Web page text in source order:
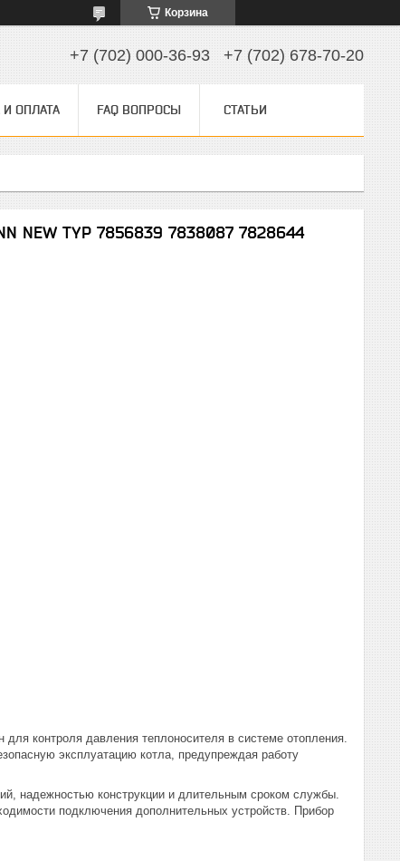
Корзина
+7 (702) 000-36-93 +7 (702) 678-70-20
И ОПЛАТА FAQ ВОПРОСЫ СТАТЬИ
NEW TYP 7856839 7838087 7828644
контроля давления теплоносителя в системе отопления.
эксплуатацию котла, предупреждая работу
надежностью конструкции и длительным сроком службы.
подключения дополнительных устройств. Прибор